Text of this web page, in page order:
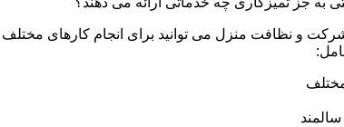
و نظافت منزل می توانید برای انجام کارهای